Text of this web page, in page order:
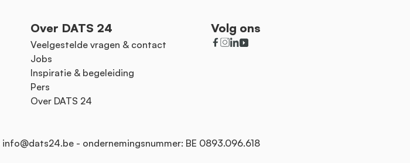
Over DATS 24
Veelgestelde vragen & contact
Jobs
Inspiratie & begeleiding
Pers
Over DATS 24
Volg ons
info@dats24.be- ondernemingsnummer: BE 0893.096.618